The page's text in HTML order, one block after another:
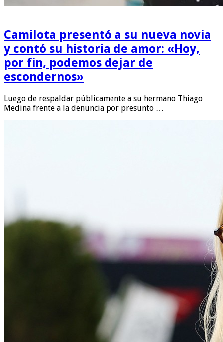
Camilota presentó a su nueva novia
y contó su historia de amor: «Hoy,
por fin, podemos dejar de
escondernos»
Luego de respaldar públicamente a su hermano Thiago
Medina frente a la denuncia por presunto …